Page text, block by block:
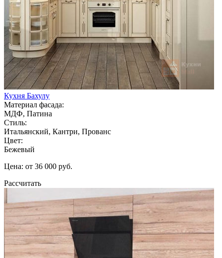
Кухня Бахулу
Материал фасада:
МДФ, Патина
Стиль:
Итальянский, Кантри, Прованс
Цвет:
Бежевый
Цена: от 36 000 руб.
Рассчитать